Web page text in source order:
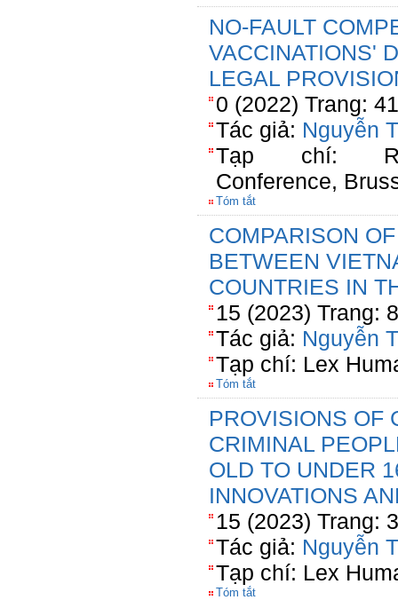
NO-FAULT
VACCINATIONS'
LEGAL
0 (2022) Trang:
Tác giả: Nguyễn
Tạp chí:
Conference,
Tóm tắt
COMPARISON
BETWEEN
COUNTRIES IN
15 (2023) Trang:
Tác giả: Nguyễn
Tạp chí: Lex
Tóm tắt
PROVISIONS OF
CRIMINAL
OLD TO UNDER
INNOVATIONS
15 (2023) Trang:
Tác giả: Nguyễn
Tạp chí: Lex
Tóm tắt